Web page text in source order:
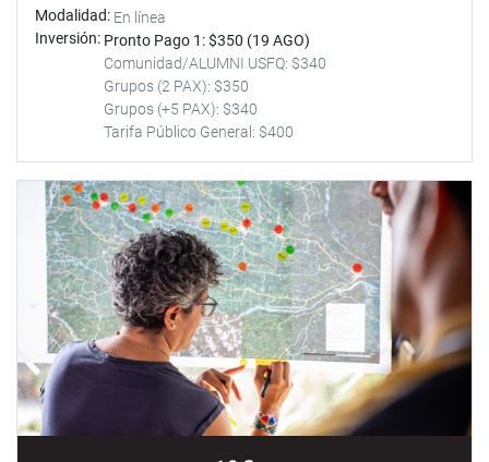
Modalidad En línea
Inversión Pronto Pago 1: $350 (19 AGO)
Comunidad/ALUMNI USFQ: $340
Grupos (2 PAX): $350
Grupos (+5 PAX): $340
Tarifa Público General: $400